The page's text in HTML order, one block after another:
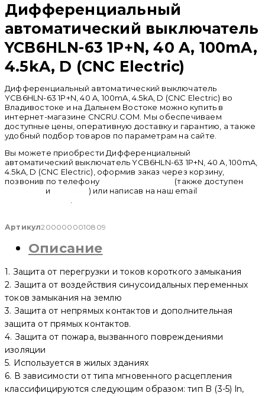
Дифференциальный
автоматический выключатель
YCB6HLN-63 1P+N, 40 A, 100mA,
4.5kA, D (CNC Electric)
Дифференциальный автоматический выключатель
YCB6HLN-63 1P+N, 40 A, 100mA, 4.5kA, D (CNC Electric) во
Владивостоке и на Дальнем Востоке можно купить в
интернет-магазине CNCRU.COM. Мы обеспечиваем
доступные цены, оперативную доставку и гарантию, а также
удобный подбор товаров по параметрам на сайте.
Вы можете приобрести Дифференциальный
автоматический выключатель YCB6HLN-63 1P+N, 40 A, 100mA,
4.5kA, D (CNC Electric), оформив заказ через корзину,
позвонив по телефону
(также доступен
и
) или написав на наш email
Артикул2000000010809
Описание
1. Защита от перегрузки и токов короткого замыкания
2. Защита от воздействия синусоидальных переменных
токов замыкания на землю
3. Защита от непрямых контактов и дополнительная
защита от прямых контактов.
4. Защита от пожара, вызванного повреждениями
изоляции
5. Используется в жилых зданиях
6. В зависимости от типа мгновенного расцепления
классифицируются следующим образом: тип B (3-5) ln,